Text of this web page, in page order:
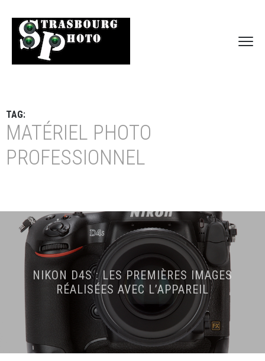
TAG:
MATÉRIEL PHOTO
PROFESSIONNEL
NIKON D4S : LES PREMIÈRES IMAGES
RÉALISÉES AVEC L’APPAREIL